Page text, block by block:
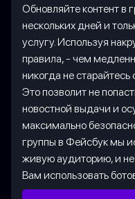
Обновляйте контент в
нескольких дней и
услугу. Используя
правила, - чем
никогда не старайтесь
Это позволит не
новостной выдачи и
максимально
группы в Фейсбук мы
живую аудиторию, и
Вам использовать